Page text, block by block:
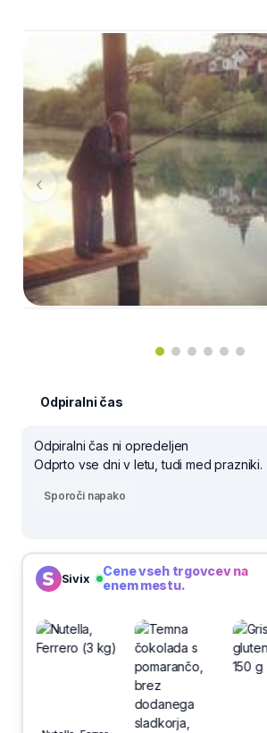
‹
Odpiralni čas
Odpiralni čas ni opredeljen
Odprto vse dni v letu, tudi med prazniki.
Sporoči napako
Sivix
Cene vseh trgovcev na
enem mestu.